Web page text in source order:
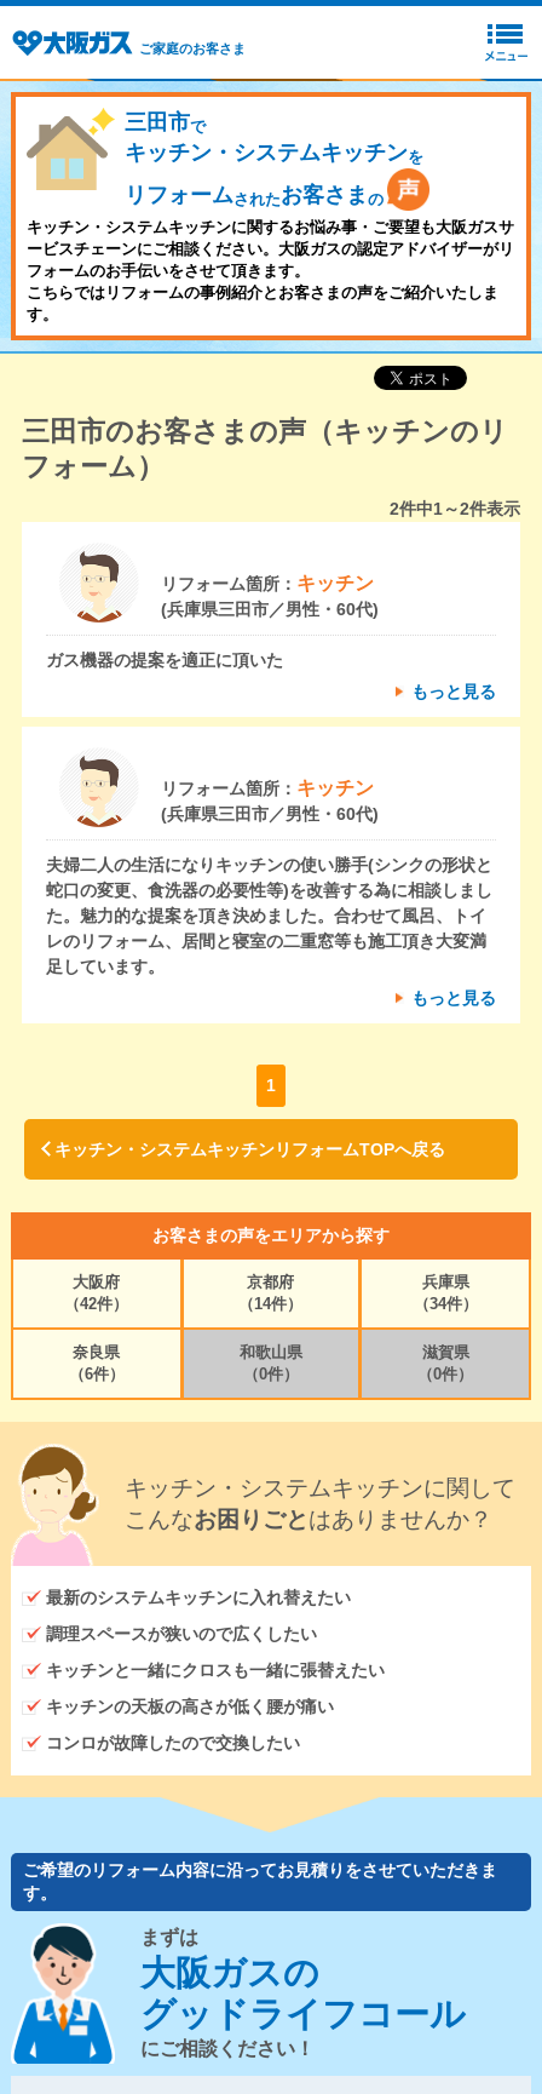
ご家庭のお客さま
三田市で
キッチン・システムキッチンを
リフォームされたお客さま の
キッチン・システムキッチンに関するお悩み事・ご要望も大阪ガスサ
ービスチェーンにご相談ください。大阪ガスの認定アドバイザーがリ
フォームのお手伝いをさせて頂きます。
こちらではリフォームの事例紹介とお客さまの声をご紹介いたしま
す。
三田市のお客さまの声（キッチンのリ
フォーム）
2件中1～2件表示
リフォーム箇所： キッチン
(兵庫県三田市／男性・60代)
ガス機器の提案を適正に頂いた
もっと見る
リフォーム箇所： キッチン
(兵庫県三田市／男性・60代)
夫婦二人の生活になりキッチンの使い勝手(シンクの形状と
蛇口の変更、食洗器の必要性等)を改善する為に相談しまし
た。魅力的な提案を頂き決めました。合わせて風呂、トイ
レのリフォーム、居間と寝室の二重窓等も施工頂き大変満
足しています。
もっと見る
1
キッチン・システムキッチンリフォームTOPへ戻る
お客さまの声をエリアから探す
大阪府
（42件）
京都府
（14件）
兵庫県
（34件）
奈良県
（6件）
和歌山県
（0件）
滋賀県
（0件）
キッチン・システムキッチンに関して
こんなお困りごとはありませんか？
最新のシステムキッチンに入れ替えたい
調理スペースが狭いので広くしたい
キッチンと一緒にクロスも一緒に張替えたい
キッチンの天板の高さが低く腰が痛い
コンロが故障したので交換したい
ご希望のリフォーム内容に沿ってお見積りをさせていただきま
す。
まずは
大阪ガスの
グッドライフコール
にご相談ください！